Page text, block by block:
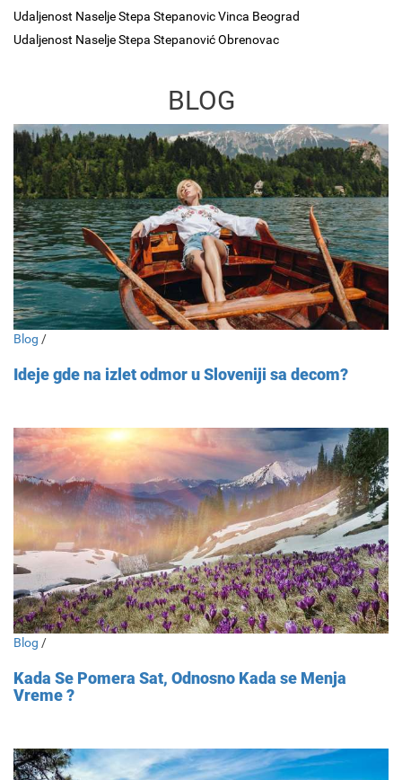
Udaljenost Naselje Stepa Stepanovic Vinca Beograd
Udaljenost Naselje Stepa Stepanović Obrenovac
BLOG
Blog /
Ideje gde na izlet odmor u Sloveniji sa decom?
Blog /
Kada Se Pomera Sat, Odnosno Kada se Menja
Vreme ?